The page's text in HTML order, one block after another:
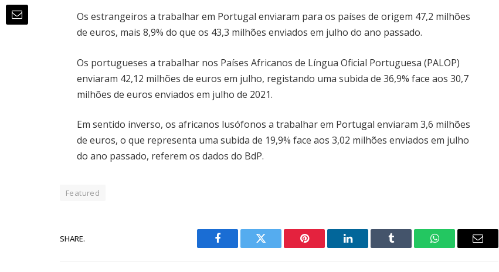
Os estrangeiros a trabalhar em Portugal enviaram para os países de origem 47,2 milhões
de euros, mais 8,9% do que os 43,3 milhões enviados em julho do ano passado.
Os portugueses a trabalhar nos Países Africanos de Língua Oficial Portuguesa (PALOP)
enviaram 42,12 milhões de euros em julho, registando uma subida de 36,9% face aos 30,7
milhões de euros enviados em julho de 2021.
Em sentido inverso, os africanos lusófonos a trabalhar em Portugal enviaram 3,6 milhões
de euros, o que representa uma subida de 19,9% face aos 3,02 milhões enviados em julho
do ano passado, referem os dados do BdP.
Featured
SHARE.
Facebook Twitter Pinterest LinkedIn Tumblr WhatsAppEmail